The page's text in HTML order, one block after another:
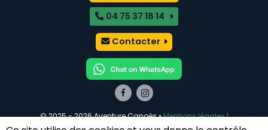
04 75 37 18 14
Contacter
© 2025 - 2026 Aventure Canoës •Mentions légales |
Aventure Canoës Ardèche